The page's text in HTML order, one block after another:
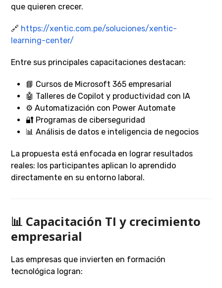
que quieren crecer.
🔗 https://xentic.com.pe/soluciones/xentic-
learning-center/
Entre sus principales capacitaciones destacan:
📘 Cursos de Microsoft 365 empresarial
🤖 Talleres de Copilot y productividad con IA
⚙️ Automatización con Power Automate
🔐 Programas de ciberseguridad
📊 Análisis de datos e inteligencia de negocios
La propuesta está enfocada en lograr resultados
reales: los participantes aplican lo aprendido
directamente en su entorno laboral.
📊 Capacitación TI y crecimiento
empresarial
Las empresas que invierten en formación
tecnológica logran: